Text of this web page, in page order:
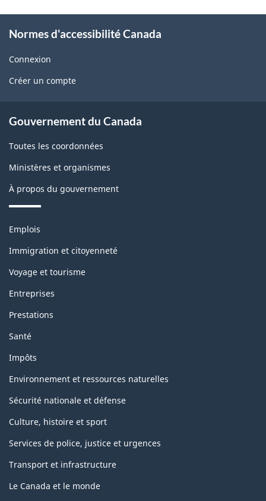
r
o
b
l
m
o
n
t
i
s
p
a
g
e
i
d
g
e
t
b
l
o
c
k
o
U
Normes d'accessibilité Canada
Connexion
Créer un compte
About
Gouvernement du Canada
Toutes les coordonnées
Ministères et organismes
À propos du gouvernement
Thèmes
sujets
Emplois
Immigration et citoyenneté
Voyage et tourisme
Entreprises
Prestations
Santé
Impôts
Environnement et ressources naturelles
Sécurité nationale et défense
Culture, histoire et sport
Services de police, justice et urgences
Transport et infrastructure
Le Canada et le monde